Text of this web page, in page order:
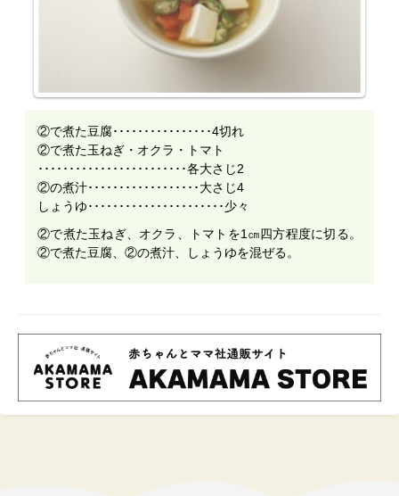
②で煮た豆腐････････････････4切れ
②で煮た玉ねぎ・オクラ・トマト
････････････････････････各大さじ2
②の煮汁･･････････････････大さじ4
しょうゆ･･････････････････････少々
②で煮た玉ねぎ、オクラ、トマトを1㎝四方程度に切る。
②で煮た豆腐、②の煮汁、しょうゆを混ぜる。